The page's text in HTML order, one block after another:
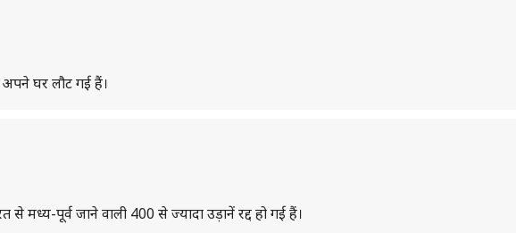
घर लौट गई हैं।
मध्य-पूर्व जाने वाली 400 से ज्यादा उड़ानें रद्द हो गई हैं।